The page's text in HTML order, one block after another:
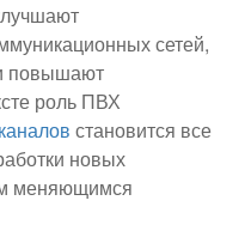
сетей,
повышают
роль ПВХ
становится все
новых
меняющимся